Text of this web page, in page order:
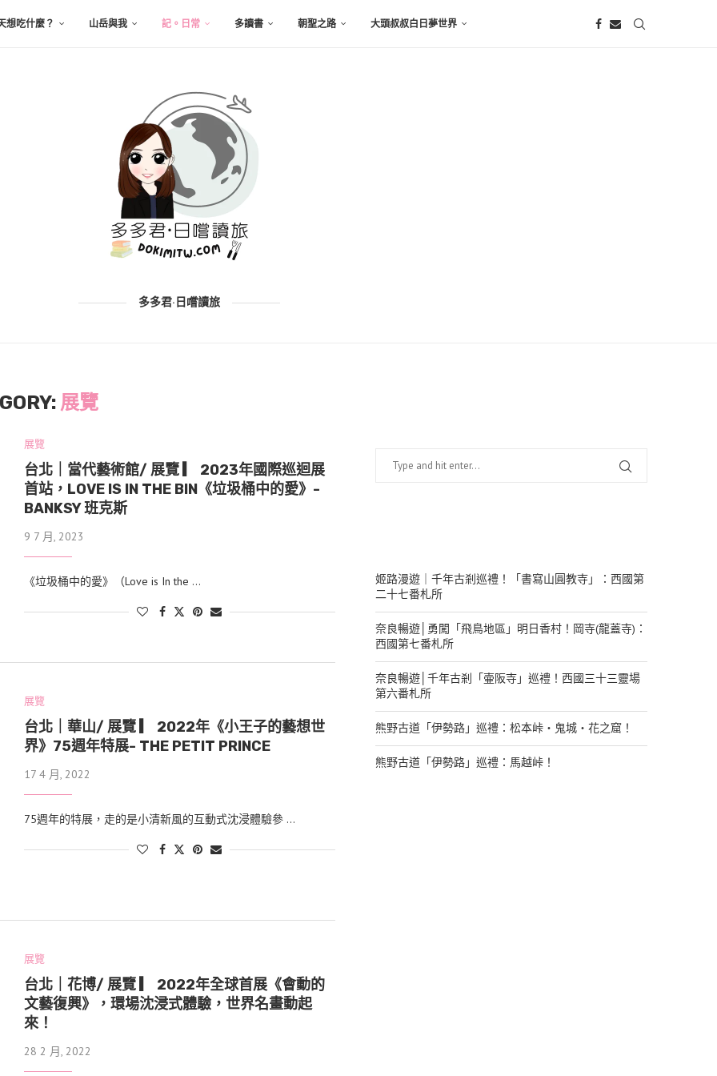
想吃什麼？ 山岳與我 記。日常 多讀書 朝聖之路 大頭叔叔白日夢世界
多多君·日嚐讀旅
展覽
展覽
台北｜當代藝術館/ 展覽 ▎ 2023年國際巡迴展
首站，LOVE IS IN THE BIN《垃圾桶中的愛》-
BANKSY 班克斯
9 7 月, 2023
《垃圾桶中的愛》（Love is In the …
展覽
台北｜華山/ 展覽 ▎ 2022年《小王子的藝想世
界》75週年特展- THE PETIT PRINCE
17 4 月, 2022
75週年的特展，走的是小清新風的互動式沈浸體驗參 …
展覽
台北｜花博/ 展覽 ▎ 2022年全球首展《會動的
文藝復興》，環場沈浸式體驗，世界名畫動起
來！
28 2 月, 2022
姬路漫遊｜千年古剎巡禮！「書寫山圓教寺」：西國第
二十七番札所
奈良暢遊│勇闖「飛鳥地區」明日香村！岡寺(龍蓋寺)：
西國第七番札所
奈良暢遊│千年古剎「壷阪寺」巡禮！西國三十三靈場
第六番札所
熊野古道「伊勢路」巡禮：松本峠・鬼城・花之窟！
熊野古道「伊勢路」巡禮：馬越峠！